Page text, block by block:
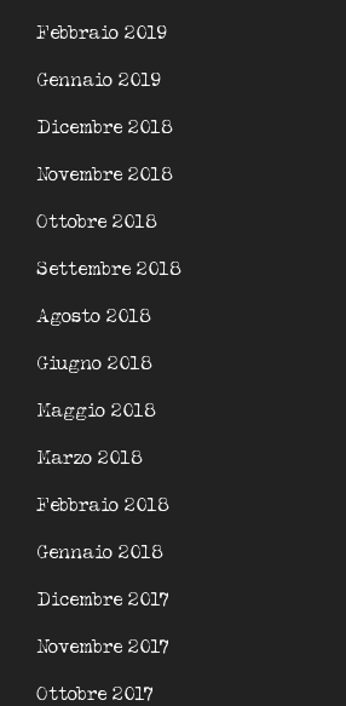
Febbraio 2019
Gennaio 2019
Dicembre 2018
Novembre 2018
Ottobre 2018
Settembre 2018
Agosto 2018
Giugno 2018
Maggio 2018
Marzo 2018
Febbraio 2018
Gennaio 2018
Dicembre 2017
Novembre 2017
Ottobre 2017